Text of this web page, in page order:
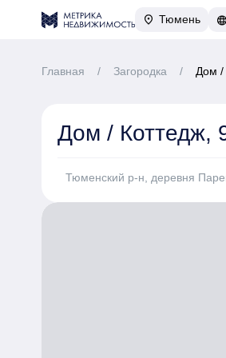
Тюмень
Главная / Загородка / Дом /
Дом / Коттедж,
Тюменский р-н, деревня